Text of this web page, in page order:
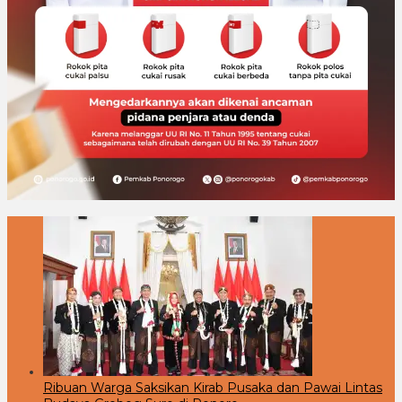
Ribuan Warga Saksikan Kirab Pusaka dan Pawai Lintas